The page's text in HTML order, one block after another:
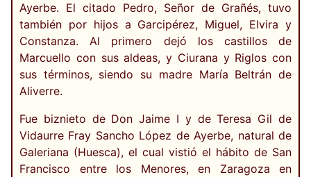
Ayerbe. El citado Pedro, Señor de Grañés, tuvo
también por hijos a Garcipérez, Miguel, Elvira y
Constanza. Al primero dejó los castillos de
Marcuello con sus aldeas, y Ciurana y Riglos con
sus términos, siendo su madre María Beltrán de
Aliverre.
Fue biznieto de Don Jaime I y de Teresa Gil de
Vidaurre Fray Sancho López de Ayerbe, natural de
Galeriana (Huesca), el cual vistió el hábito de San
Francisco entre los Menores, en Zaragoza en